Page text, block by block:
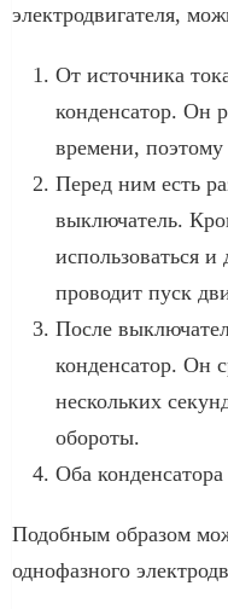
электродвигателя,
От источника
конденсатор. Он
времени,
Перед ним есть
выключатель.
использоваться
проводит пуск
После
конденсатор. Он
нескольких
обороты.
Оба
Подобным образом
однофазного